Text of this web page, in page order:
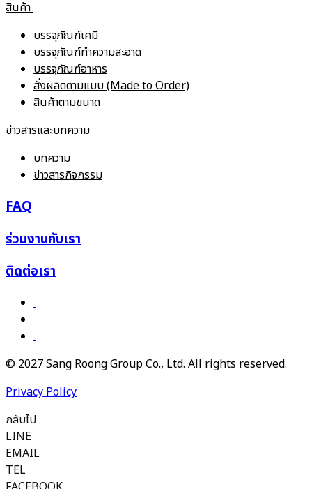
สินค้า
บรรจุภัณฑ์เคมี
บรรจุภัณฑ์ทำความสะอาด
บรรจุภัณฑ์อาหาร
สั่งผลิตตามแบบ (Made to Order)
สินค้าตามขนาด
ข่าวสารและบทความ
บทความ
ข่าวสารกิจกรรม
FAQ
ร่วมงานกับเรา
ติดต่อเรา
© 2027 Sang Roong Group Co., Ltd. All rights reserved.
Privacy Policy
กลับไป
LINE
EMAIL
TEL